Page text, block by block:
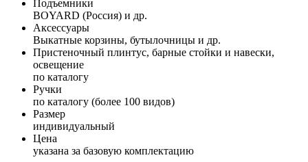
Подъемники
BOYARD (Россия) и др.
Аксессуары
Выкатные корзины, бутылочницы и др.
Пристеночный плинтус, барные стойки и навески,
освещение
по каталогу
Ручки
по каталогу (более 100 видов)
Размер
индивидуальный
Цена
указана за базовую комплектацию